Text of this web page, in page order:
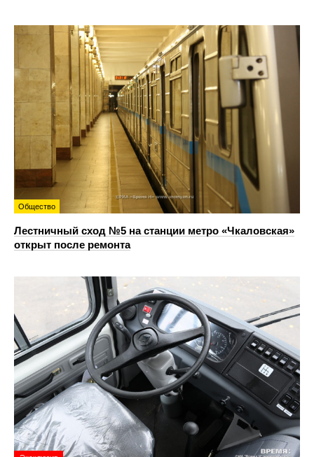
Общество
Лестничный сход №5 на станции метро «Чкаловская»
открыт после ремонта